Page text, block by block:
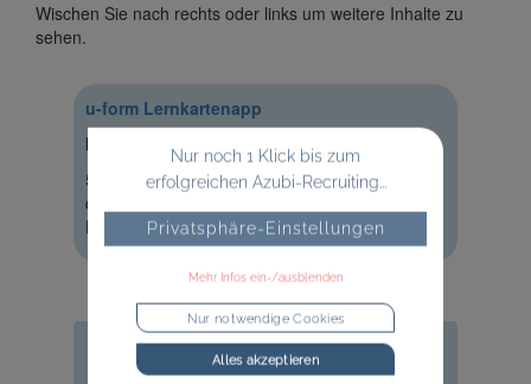
Wischen Sie nach rechts oder links um weitere Inhalte zu
sehen.
u-form Lernkartenapp
Immobilienkaufmann/Immobilienkauffrau
538 digitale Lernkarten für alle Prüfungsfächer
der Zwischen- und Abschlussprüfung, nach
Lernfeldern gegliedert.
Kündigungsfristen
Nur noch 1 Klick bis zum
erfolgreichen Azubi-Recruiting...
Privatsphäre-Einstellungen
Mehr Infos ein-/ausblenden
Nur notwendige Cookies
Alles akzeptieren